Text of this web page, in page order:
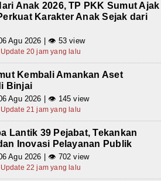
Anak 2026, TP PKK Sumut Ajak
Karakter Anak Sejak dari
Agu 2026 | 👁 53 view
20 jam yang lalu
Kembali Amankan Aset
Binjai
Agu 2026 | 👁 145 view
21 jam yang lalu
Lantik 39 Pejabat, Tekankan
Inovasi Pelayanan Publik
Agu 2026 | 👁 702 view
22 jam yang lalu